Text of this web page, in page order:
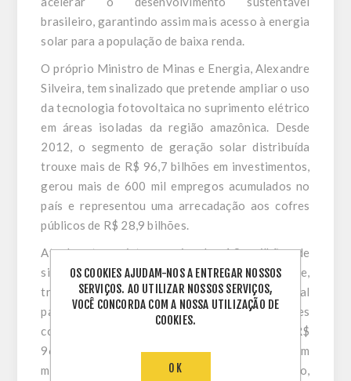
brasileiro, garantindo assim mais acesso à energia
solar para a população de baixa renda.
O próprio Ministro de Minas e Energia, Alexandre
Silveira, tem sinalizado que pretende ampliar o uso
da tecnologia fotovoltaica no suprimento elétrico
em áreas isoladas da região amazônica. Desde
2012, o segmento de geração solar distribuída
trouxe mais de R$ 96,7 bilhões em investimentos,
gerou mais de 600 mil empregos acumulados no
país e representou uma arrecadação aos cofres
públicos de R$ 28,9 bilhões.
Atualmente existem mais de 1,8 milhão de
sistemas solares fotovoltaicos conectados à rede,
trazendo economia e sustentabilidade ambiental
para cerca de 2,4 milhões de unidades
consumidoras. Desde 2012, foram cerca de R$
96,7 bilhões em novos investimentos, que geraram
mais de 600 mil empregos acumulados no período,
OS COOKIES AJUDAM-NOS A ENTREGAR NOSSOS
SERVIÇOS. AO UTILIZAR NOSSOS SERVIÇOS,
VOCÊ CONCORDA COM A NOSSA UTILIZAÇÃO DE
COOKIES.
OK